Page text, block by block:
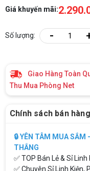
Giá khuyến mãi:
Số lượng: -
Giao Hàng Toàn
Thu Mua Phòng Net
Chính sách bán hàng
🔒 YÊN TÂM MUA SẮM
THẮNG
✅ TOP Bán Lẻ & Sỉ
✅ Chuyên Sỉ Linh Kiện,